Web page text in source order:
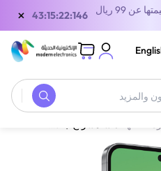
توصيل مجاني للطلبات التي تزيد قيمتها عن 99 ريال
43:15:22:146
×